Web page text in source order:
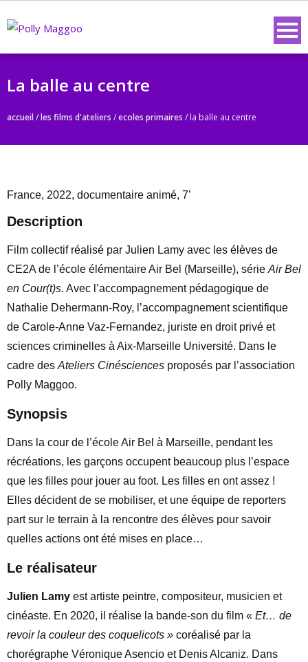
La balle au centre
accueil/les films d'ateliers /ecoles primaires /la balle au centre
France, 2022, documentaire animé, 7’
Description
Film collectif réalisé par Julien Lamy avec les élèves de
CE2A de l’école élémentaire Air Bel (Marseille), série Air Bel
en Cour(t)s. Avec l’accompagnement pédagogique de
Nathalie Dehermann-Roy, l’accompagnement scientifique
de Carole-Anne Vaz-Fernandez, juriste en droit privé et
sciences criminelles à Aix-Marseille Université. Dans le
cadre des Ateliers Cinésciences proposés par l’association
Polly Maggoo.
Synopsis
Dans la cour de l’école Air Bel à Marseille, pendant les
récréations, les garçons occupent beaucoup plus l’espace
que les filles pour jouer au foot. Les filles en ont assez !
Elles décident de se mobiliser, et une équipe de reporters
part sur le terrain à la rencontre des élèves pour savoir
quelles actions ont été mises en place…
Le réalisateur
Julien Lamy est artiste peintre, compositeur, musicien et
cinéaste. En 2020, il réalise la bande-son du film « Et… de
revoir la couleur des coquelicots » coréalisé par la
chorégraphe Véronique Asencio et Denis Alcaniz. Dans